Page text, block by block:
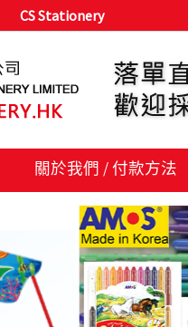
CS Stationery
關於我們 / 付款方法